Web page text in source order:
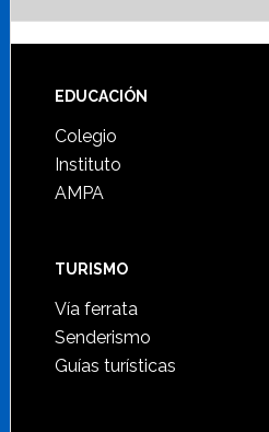
Footer
EDUCACIÓN
Colegio
Instituto
AMPA
TURISMO
Vía ferrata
Senderismo
Guías turísticas